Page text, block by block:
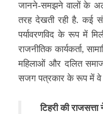
जानने-समझने वालों के
तरह देखती रही है. कई
पर्यावरणविद के रूप में
राजनीतिक कार्यकर्ता,
महिलाओं और दलित समाज
सजग पत्रकार के रूप में
टिहरी की राजसत्ता